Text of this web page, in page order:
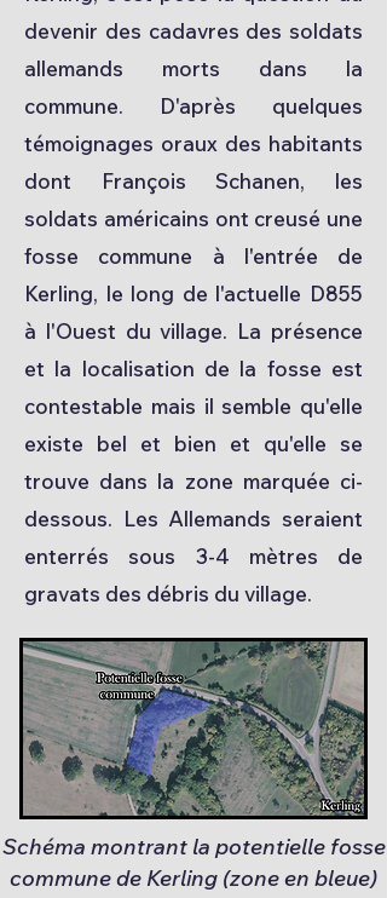
devenir des cadavres des soldats
allemands morts dans la
commune. D'après quelques
témoignages oraux des habitants
dont François Schanen, les
soldats américains ont creusé une
fosse commune à l'entrée de
Kerling, le long de l'actuelle D855
à l'Ouest du village. La présence
et la localisation de la fosse est
contestable mais il semble qu'elle
existe bel et bien et qu'elle se
trouve dans la zone marquée ci-
dessous. Les Allemands seraient
enterrés sous 3-4 mètres de
gravats des débris du village.
Schéma montrant la potentielle fosse
commune de Kerling (zone en bleue)